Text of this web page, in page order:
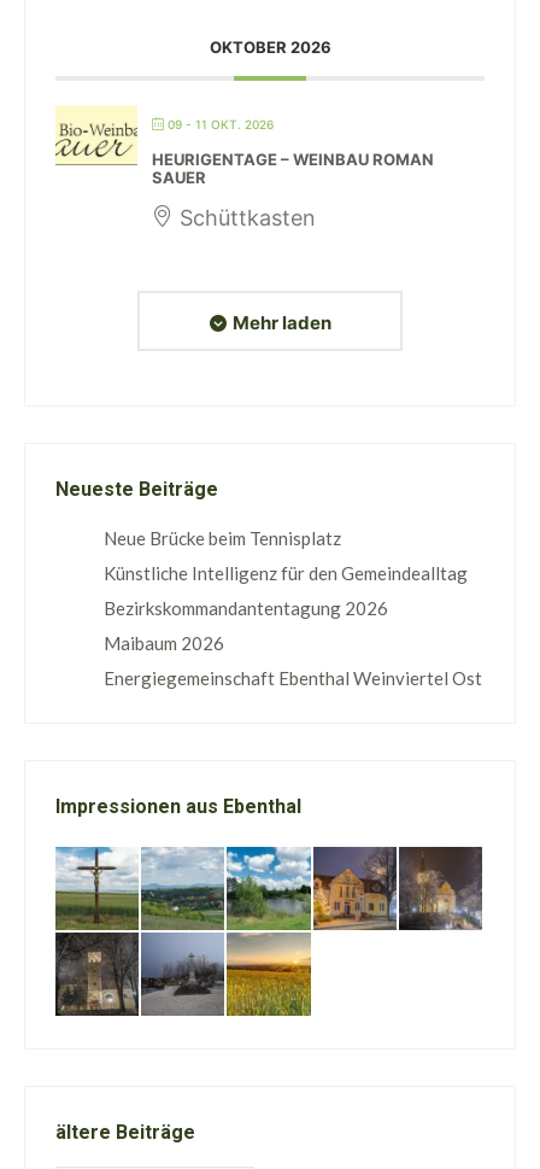
OKTOBER 2026
09 - 11 OKT. 2026
HEURIGENTAGE – WEINBAU ROMAN
SAUER
Schüttkasten
Mehr laden
Neueste Beiträge
Neue Brücke beim Tennisplatz
Künstliche Intelligenz für den Gemeindealltag
Bezirkskommandantentagung 2026
Maibaum 2026
Energiegemeinschaft Ebenthal Weinviertel Ost
Impressionen aus Ebenthal
ältere Beiträge